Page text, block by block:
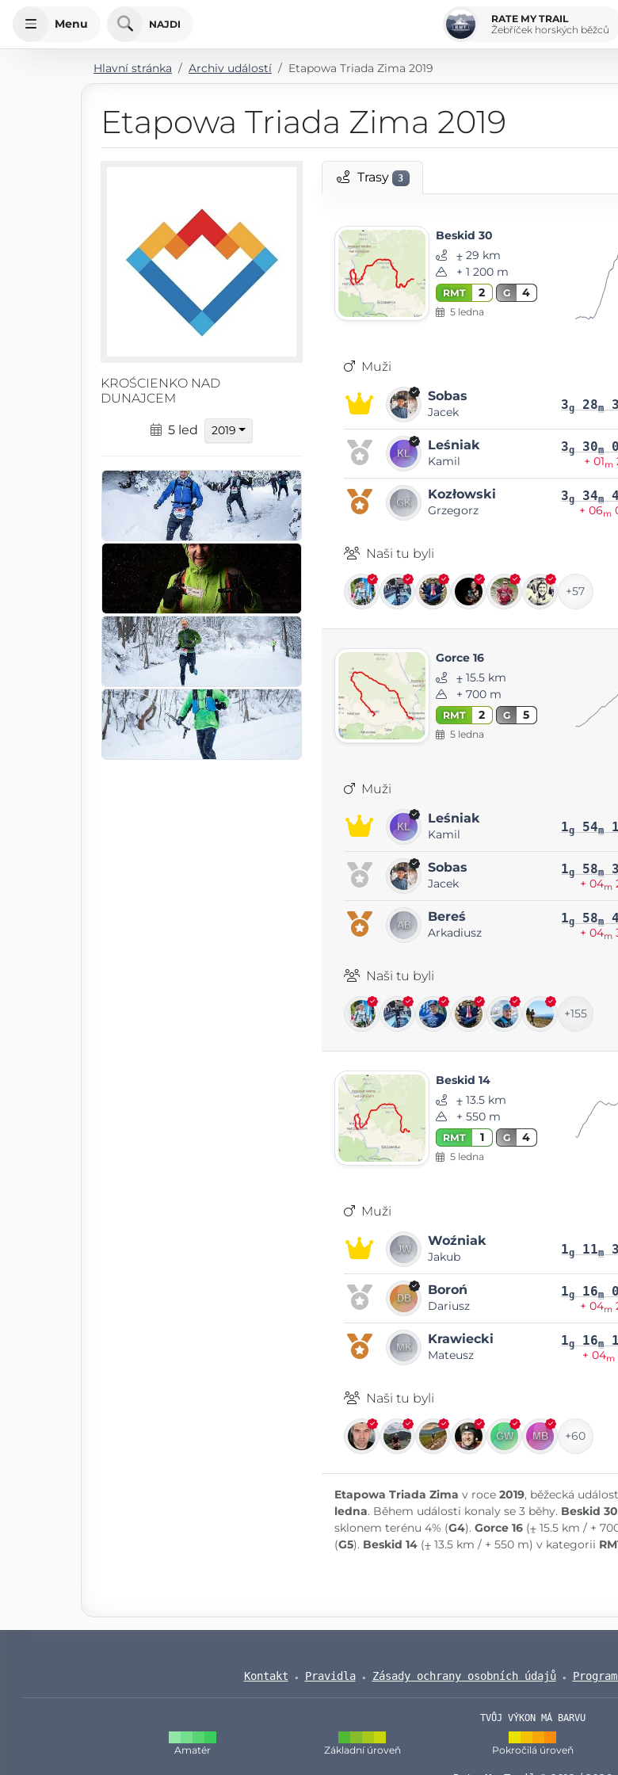
Menu NAJDI
RATE MY TRAIL
Žebříček horských běžců
Hlavní stránka Archiv událostí Etapowa Triada Zima 2019
Etapowa Triada Zima 2019
KROŚCIENKO NAD
DUNAJCEM
5 led 2019
Trasy 3
Beskid 30
⨦ 29 km
+ 1 200 m
RMT 2 G 4
5 ledna
Muži
Sobas
Jacek 3g 28m
Leśniak
Kamil
3g 30m
+ 01m
Kozłowski
Grzegorz
3g 34m
+ 06m
Naši tu byli
+57
Gorce 16
⨦ 15.5 km
+ 700 m
RMT 2 G 5
5 ledna
Muži
Leśniak
Kamil 1g 54m
Sobas
Jacek
1g 58m
+ 04m
Bereś
Arkadiusz
1g 58m
+ 04m
Naši tu byli
+155
Beskid 14
⨦ 13.5 km
+ 550 m
RMT 1 G 4
5 ledna
Muži
Woźniak
Jakub 1g 11m
Boroń
Dariusz
1g 16m
+ 04m
Krawiecki
Mateusz
1g 16m
+ 04m
Naši tu byli
+60
Etapowa Triada Zima v roce 2019, běžecká
ledna. Během události konaly se 3 běhy. Beskid 30
sklonem terénu 4% (G4). Gorce 16(⨦ 15.5 km / +
(G5). Beskid 14(⨦ 13.5 km / + 550 m) v kategorii
Kontakt Pravidla Zásady ochrany osobních údajů
TVŮJ VÝKON MÁ BARVU
Amatér Základní úroveň Pokročilá úroveň